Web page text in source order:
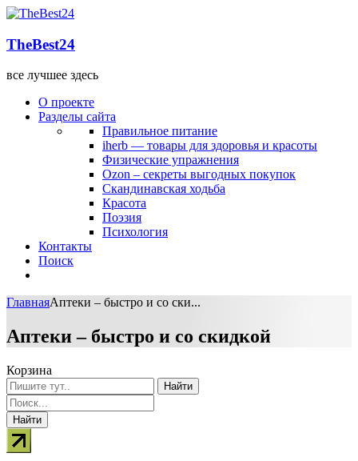
TheBest24
все лучшее здесь
О проекте
Разделы сайта
Правильное питание
iherb — товары для здоровья и красоты
Физические упражнения
Ozon – секреты выгодных покупок
Скандинавская ходьба
Красота
Поэзия
Психология
Контакты
Поиск
ГлавнаяАптеки – быстро и со ски...
Аптеки – быстро и со скидкой
Корзина